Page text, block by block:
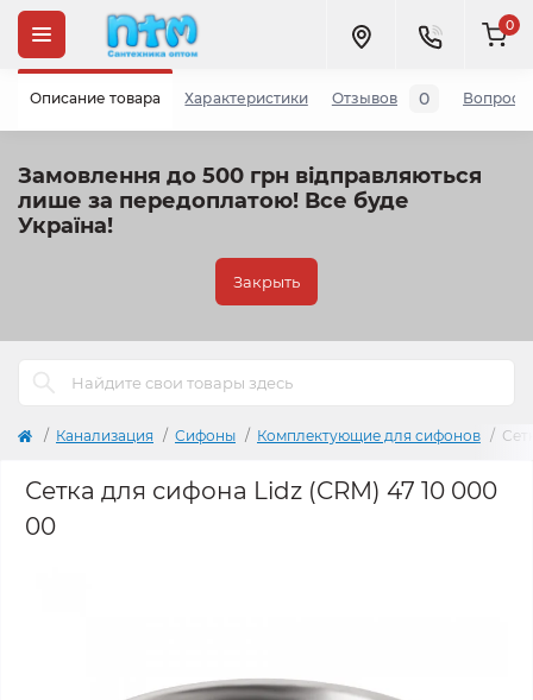
Замовлення до 500 грн відправляються
лише за передоплатою! Все буде
Україна!
Закрыть
0
Канализация Сифоны Комплектующие для сифонов
Сетка для сифона Lidz (CRM) 47 10 000
00
Описание товара Характеристики Отзывов 0 Вопросы